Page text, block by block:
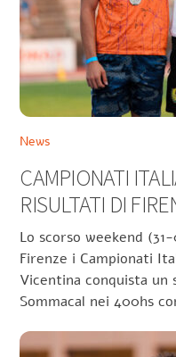
News
CAMPIONATI
RISULTATI DI
Lo scorso weekend
Firenze i Campionati
Vicentina conquista un
Sommacal nei 400hs